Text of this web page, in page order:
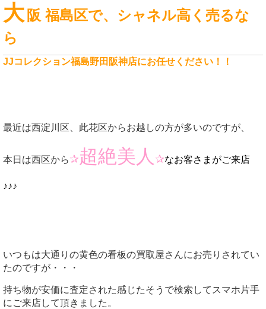
大 阪 福島区で、シャネル高く売るな
ら
JJコレクション福島野田阪神店にお任せください！！
最近は西淀川区、此花区からお越しの方が多いのですが、
本日は西区から✰超絶美人 ✰なお客さまがご来店
♪♪♪
いつもは大通りの黄色の看板の買取屋さんにお売りされてい
たのですが・・・
持ち物が安価に査定された感じたそうで検索してスマホ片手
にご来店して頂きました。